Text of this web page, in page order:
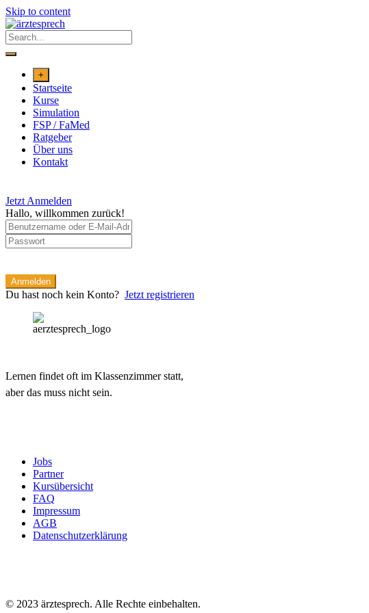
Skip to content
+
Startseite
Kurse
Simulation
FSP / FaMed
Ratgeber
Über uns
Kontakt
Jetzt Anmelden
Hallo, willkommen zurück!
Anmelden
Du hast noch kein Konto? Jetzt registrieren
Lernen findet oft im Klassenzimmer statt,
aber das muss nicht sein.
Jobs
Partner
Kursübersicht
FAQ
Impressum
AGB
Datenschutzerklärung
© 2023 ärztesprech. Alle Rechte einbehalten.